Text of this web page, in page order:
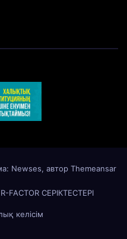
Newses, автор Themeansar
R-FACTOR СЕРІКТЕСТЕРІ
келісім